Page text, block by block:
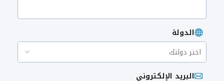
الدولة
البريد الإلكتروني